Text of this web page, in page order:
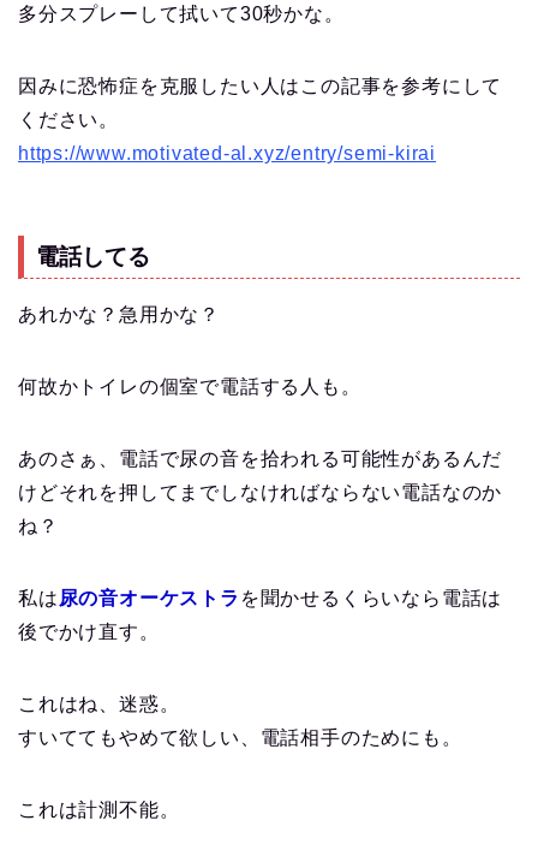
多分スプレーして拭いて30秒かな。
因みに恐怖症を克服したい人はこの記事を参考にして
ください。
https://www.motivated-al.xyz/entry/semi-kirai
電話してる
あれかな？急用かな？
何故かトイレの個室で電話する人も。
あのさぁ、電話で尿の音を拾われる可能性があるんだ
けどそれを押してまでしなければならない電話なのか
ね？
私は 尿の音オーケストラ を聞かせるくらいなら電話は
後でかけ直す。
これはね、迷惑。
すいててもやめて欲しい、電話相手のためにも。
これは計測不能。